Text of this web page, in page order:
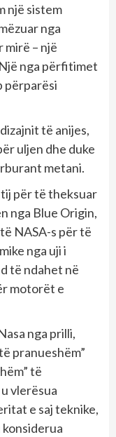
një sistem
nga
– një
nga përfitimet
përparësi
të anijes,
uljen dhe duke
metani.
për të theksuar
nga Blue Origin,
NASA-s për të
nga uji i
të ndahet në
motorët e
nga prilli,
pranueshëm”
të
vlerësua
e saj teknike,
konsiderua